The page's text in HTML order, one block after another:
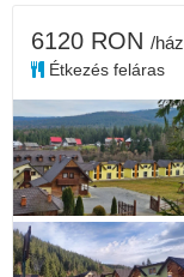
6120 RON /ház
Étkezés feláras